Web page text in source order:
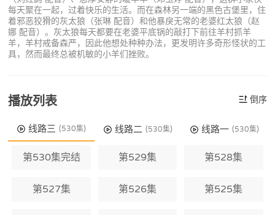
每天聚在一起，过着快乐的生活。而在森林另一端的黑色古堡里，住
着邪恶狡猾的灰太狼（张琳 配音）和他暴戾无常的老婆红太狼（赵
娜 配音）。灰太狼每天都要在老婆平底锅的敲打下前往羊村抓羊
羊，羊村戒备森严，因此他想处种种办法，更发明许多奇形怪状的工
具，然而最终总被机敏的小羊们挫败。
播放列表 倒序
线路三 (530集) 线路二 (530集) 线路一 (530集)
第530集完结 第529集 第528集
第527集 第526集 第525集